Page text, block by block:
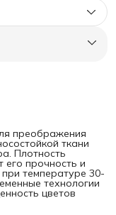
преображения
ткани
Плотность
его прочность и
температуре 30-
технологии
цветов